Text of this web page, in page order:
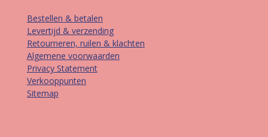
Bestellen & betalen
Levertijd & verzending
Retourneren, ruilen & klachten
Algemene voorwaarden
Privacy Statement
Verkooppunten
Sitemap